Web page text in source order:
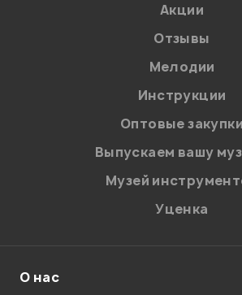
на обработку
Политикой в
персональных данных.
Введите проверочное число:
Отправить
Акции
Отзывы
Мелодии
Инструкции
Оптовые закупки
Выпускаем вашу
Музей
Уценка
О нас